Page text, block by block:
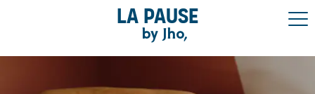
La pause
by Jho,